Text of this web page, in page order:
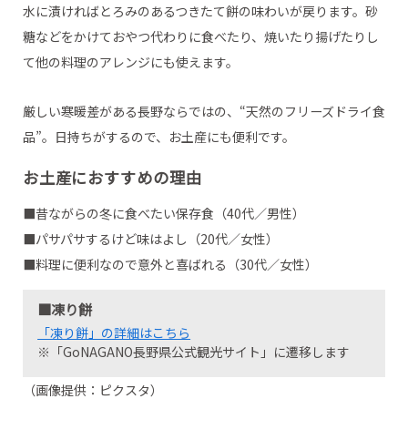
水に漬ければとろみのあるつきたて餅の味わいが戻ります。砂
糖などをかけておやつ代わりに食べたり、焼いたり揚げたりし
て他の料理のアレンジにも使えます。
厳しい寒暖差がある長野ならではの、“天然のフリーズドライ食
品”。日持ちがするので、お土産にも便利です。
お土産におすすめの理由
■昔ながらの冬に食べたい保存食（40代／男性）
■パサパサするけど味はよし（20代／女性）
■料理に便利なので意外と喜ばれる（30代／女性）
■凍り餅
「凍り餅」の詳細はこちら
※「GoNAGANO長野県公式観光サイト」に遷移します
（画像提供：ピクスタ）